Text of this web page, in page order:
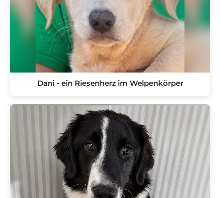
Dani - ein Riesenherz im Welpenkörper